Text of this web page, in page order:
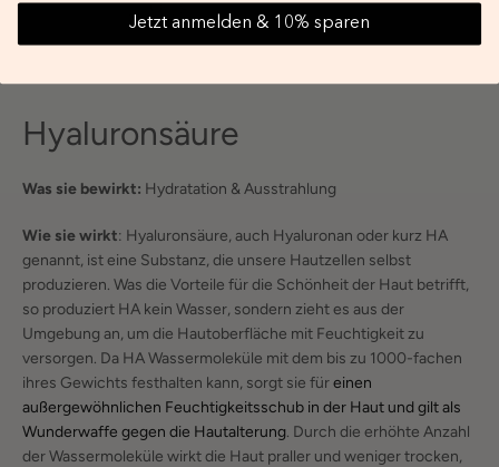
Hyaluronsäure
Was sie bewirkt: Hydratation & Ausstrahlung
Wie sie wirkt: Hyaluronsäure, auch Hyaluronan oder kurz HA
genannt, ist eine Substanz, die unsere Hautzellen selbst
produzieren. Was die Vorteile für die Schönheit der Haut betrifft,
so produziert HA kein Wasser, sondern zieht es aus der
Umgebung an, um die Hautoberfläche mit Feuchtigkeit zu
versorgen. Da HA Wassermoleküle mit dem bis zu 1000-fachen
ihres Gewichts festhalten kann, sorgt sie füreinen
außergewöhnlichen Feuchtigkeitsschub in der Haut und gilt als
Wunderwaffe gegen die Hautalterung. Durch die erhöhte Anzahl
der Wassermoleküle wirkt die Haut praller und weniger trocken,
Jetzt anmelden & 10% sparen